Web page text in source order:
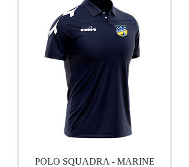
POLO SQUADRA - MARINE